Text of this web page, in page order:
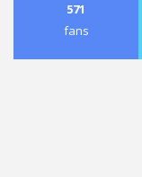
571
fans